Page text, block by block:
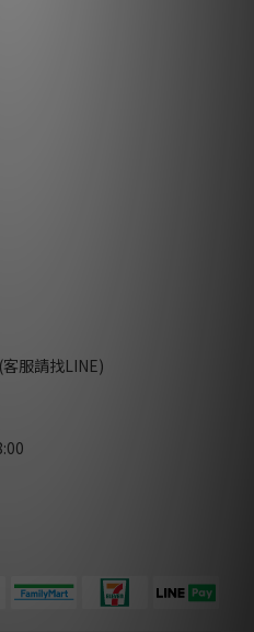
服請找LINE)